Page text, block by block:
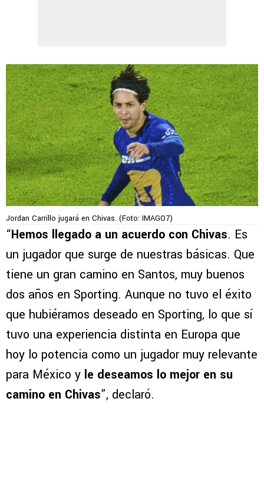
Jordan Carrillo jugará en Chivas. (Foto: IMAGO7)
“Hemos llegado a un acuerdo con Chivas. Es
un jugador que surge de nuestras básicas. Que
tiene un gran camino en Santos, muy buenos
dos años en Sporting. Aunque no tuvo el éxito
que hubiéramos deseado en Sporting, lo que sí
tuvo una experiencia distinta en Europa que
hoy lo potencia como un jugador muy relevante
para México y le deseamos lo mejor en su
camino en Chivas”, declaró.